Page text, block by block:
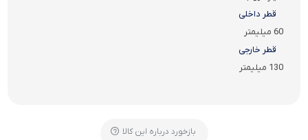
قطر داخلی
60 میلیمتر
قطر خارجی
130 میلیمتر
بازخورد درباره این کالا